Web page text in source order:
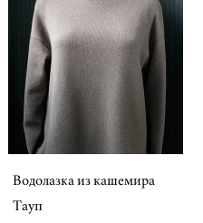
Водолазка из кашемира
Тауп